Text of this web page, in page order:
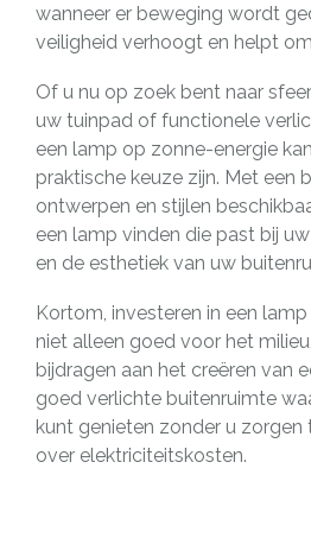
wanneer er beweging wordt
veiligheid verhoogt en helpt
Of u nu op zoek bent naar
uw tuinpad of functionele
een lamp op zonne-energie
praktische keuze zijn. Met een
ontwerpen en stijlen
een lamp vinden die past bij
en de esthetiek van uw
Kortom, investeren in een
niet alleen goed voor het
bijdragen aan het creëren van
goed verlichte buitenruimte
kunt genieten zonder u zorgen
over elektriciteitskosten.